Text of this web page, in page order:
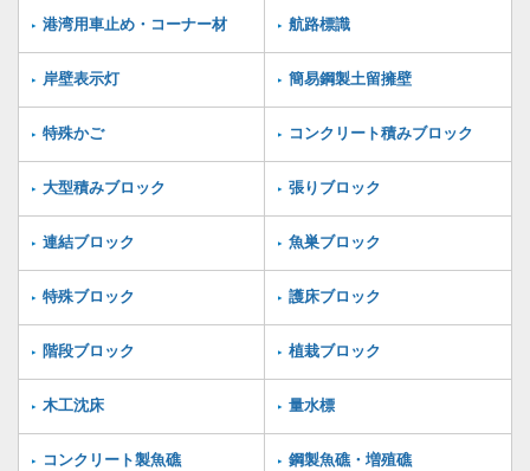
港湾用車止め・コーナー材 航路標識
岸壁表示灯 簡易鋼製土留擁壁
特殊かご コンクリート積みブロック
大型積みブロック 張りブロック
連結ブロック 魚巣ブロック
特殊ブロック 護床ブロック
階段ブロック 植栽ブロック
木工沈床 量水標
コンクリート製魚礁 鋼製魚礁・増殖礁